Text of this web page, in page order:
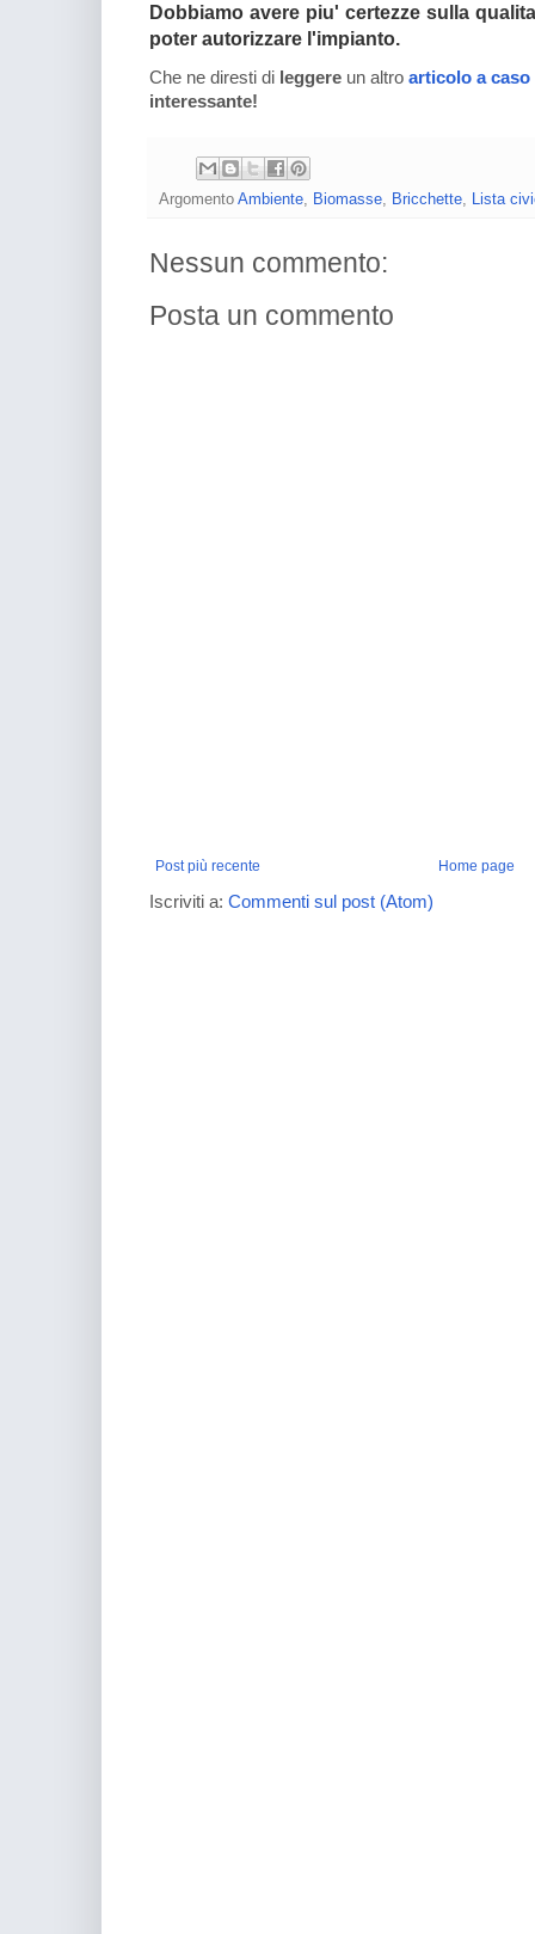
Dobbiamo avere piu' certezze sulla
poter autorizzare l'impianto.
Che ne diresti di leggere un altro articolo a caso
interessante!
Argomento Ambiente Biomasse Bricchette Lista
Nessun commento:
Posta un commento
Post più recente Home page
Iscriviti a: Commenti sul post (Atom)